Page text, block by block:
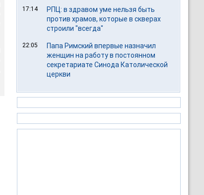
17:14
РПЦ: в здравом уме нельзя быть
против храмов, которые в скверах
строили "всегда"
22:05
Папа Римский впервые назначил
женщин на работу в постоянном
секретариате Синода Католической
церкви